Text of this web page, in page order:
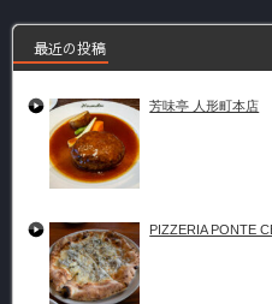
最近の投稿
芳味亭 人形町本店
PIZZERIA PONTE